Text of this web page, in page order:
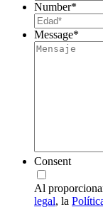
Number*
Message*
Consent
Al
legal, la